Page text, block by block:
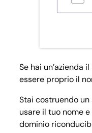
Se hai un’azienda
essere proprio il
Stai costruendo
usare il tuo nome
dominio